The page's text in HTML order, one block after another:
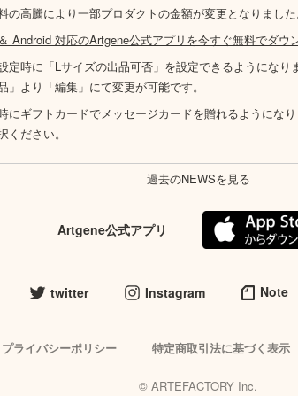
の高騰により一部プロダクトの金額が変更となりまし
Android 対応のArtgene公式アプリを今すぐ無料でダウ
定時に「Lサイズの出品可否」を設定できるようになり
」より「編集」にて変更が可能です。
にギフトカードでメッセージカードを贈れるようにな
ください。
過去のNEWSを見る
Artgene公式アプリ
twitter Instagram Note
プライバシーポリシー 特定商取引法に基づく表示
© ARTEFACTORY Inc.